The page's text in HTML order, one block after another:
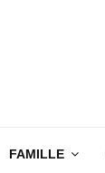
FAMILLE